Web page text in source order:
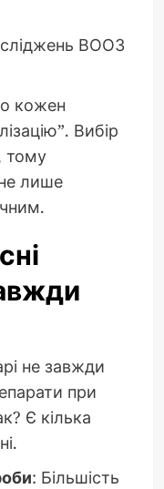
ВООЗ
кожен
Вибір
тому
лише
не завжди
при
Є кілька
: Більшість